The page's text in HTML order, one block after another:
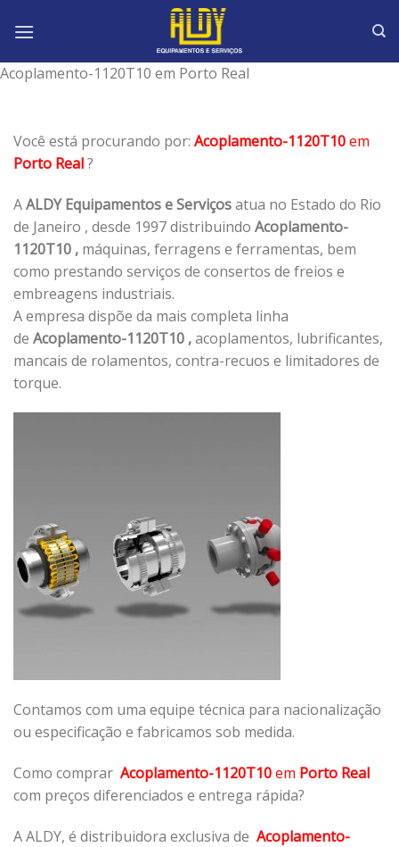
Acoplamento-1120T10 em Porto Real
Você está procurando por: Acoplamento-1120T10em
Porto Real?
AALDY Equipamentos e Serviçosatua no Estado do Rio
de Janeiro , desde 1997 distribuindo Acoplamento-
1120T10 , máquinas, ferragens e ferramentas, bem
como prestando serviços de consertos de freios e
embreagens industriais.
A empresa dispõe da mais completa linha
de Acoplamento-1120T10 ,acoplamentos, lubrificantes,
mancais de rolamentos, contra-recuos e limitadores de
torque.
Contamos com uma equipe técnica para nacionalização
ou especificação e fabricamos sob medida.
Como comprar Acoplamento-1120T10em Porto Real
com preços diferenciados e entrega rápida?
A ALDY, é distribuidora exclusiva de Acoplamento-